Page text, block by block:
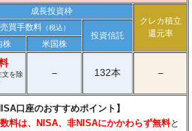
成長投資枠
クレカ積立
還元率
買手数料（税込）
投資信託
株
米国株
を除
− 132本 −
口座のおすすめポイント】
料は、NISA、非NISAにかかわらず無料と